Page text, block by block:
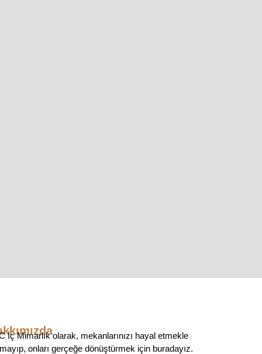
İç Mimarlık olarak, mekanlarınızı hayal etmekle
onları gerçeğe dönüştürmek için buradayız.